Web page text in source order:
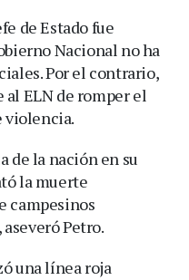
de Estado fue
Nacional no ha
Por el contrario,
ELN de romper el
violencia.
de la nación en su
la muerte
campesinos
Petro.
una línea roja